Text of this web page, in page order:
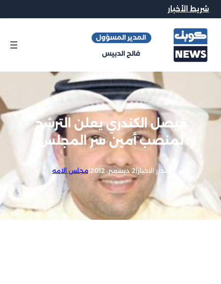
شريط الأخبار
فيصل الكندري يعلن الترشح
لمنصب أمين سر المجلس
محرر الاخبار|2 ديسمبر, 2012 |مجلس الامه